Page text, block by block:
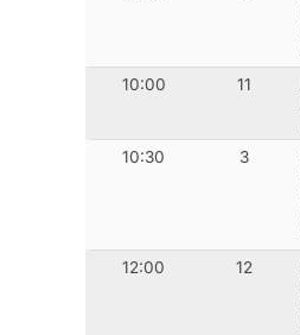
10:00 11
10:30 3
12:00 12